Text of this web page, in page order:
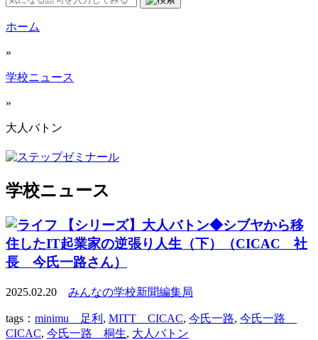
ホーム
»
学校ニュース
»
大人バトン
学校ニュース
【シリーズ】大人バトン◆シブヤから移
住したIT起業家の逆張り人生（下）（CICAC 社
長 今氏一路さん）
2025.02.20 みんなの学校新聞編集局
tags： minimu 足利 , MITT CICAC, 今氏一路, 今氏一路
CICAC, 今氏一路 桐生, 大人バトン